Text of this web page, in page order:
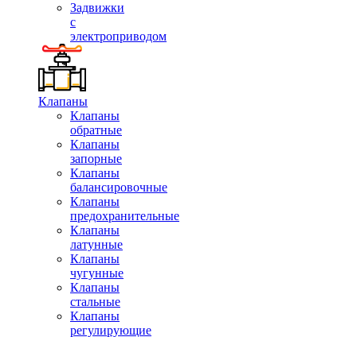
Задвижки
с
электроприводом
Клапаны
Клапаны
обратные
Клапаны
запорные
Клапаны
балансировочные
Клапаны
предохранительные
Клапаны
латунные
Клапаны
чугунные
Клапаны
стальные
Клапаны
регулирующие